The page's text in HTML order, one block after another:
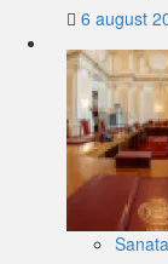
6 august